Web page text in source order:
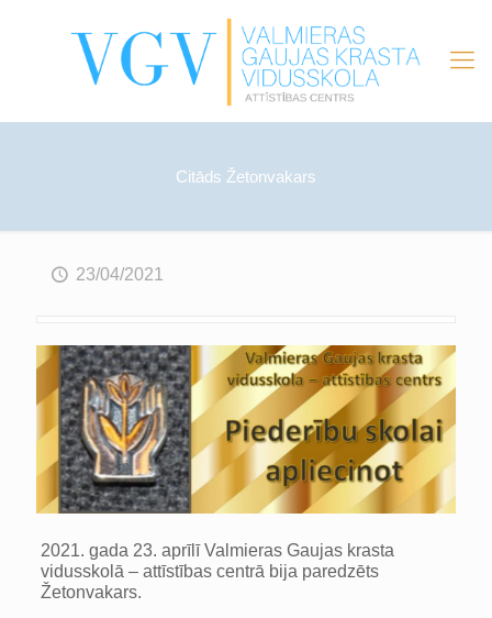
Citāds Žetonvakars
23/04/2021
2021. gada 23. aprīlī Valmieras Gaujas krasta
vidusskolā – attīstības centrā bija paredzēts
Žetonvakars.